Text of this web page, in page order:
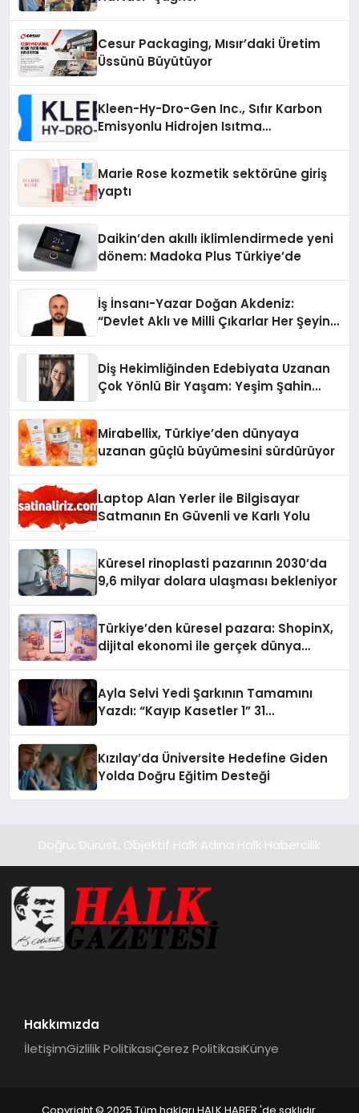
Cesur Packaging, Mısır’daki Üretim
Üssünü Büyütüyor
Kleen-Hy-Dro-Gen Inc., Sıfır Karbon
Emisyonlu Hidrojen Isıtma
Marie Rose kozmetik sektörüne giriş
yaptı
Daikin’den akıllı iklimlendirmede yeni
dönem: Madoka Plus Türkiye’de
İş İnsanı-Yazar Doğan Akdeniz:
“Devlet Aklı ve Milli Çıkarlar Her Şeyin
Diş Hekimliğinden Edebiyata Uzanan
Çok Yönlü Bir Yaşam: Yeşim Şahin
Mirabellix, Türkiye’den dünyaya
uzanan güçlü büyümesini sürdürüyor
Laptop Alan Yerler ile Bilgisayar
Satmanın En Güvenli ve Karlı Yolu
Küresel rinoplasti pazarının 2030’da
9,6 milyar dolara ulaşması bekleniyor
Türkiye’den küresel pazara: ShopinX,
dijital ekonomi ile gerçek dünya
Ayla Selvi Yedi Şarkının Tamamını
Yazdı: “Kayıp Kasetler 1” 31
Kızılay’da Üniversite Hedefine Giden
Yolda Doğru Eğitim Desteği
Doğru, Dürüst, Objektif Halk Adına Halk Habercilik
Hakkımızda
İletişimGizlilik PolitikasıÇerez PolitikasıKünye